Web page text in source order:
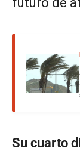
Su cuarto